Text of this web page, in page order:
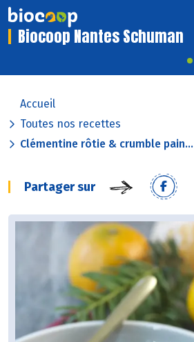
Biocoop Nantes Schuman
Accueil
Toutes nos recettes
Clémentine rôtie & crumble pain...
Partager sur